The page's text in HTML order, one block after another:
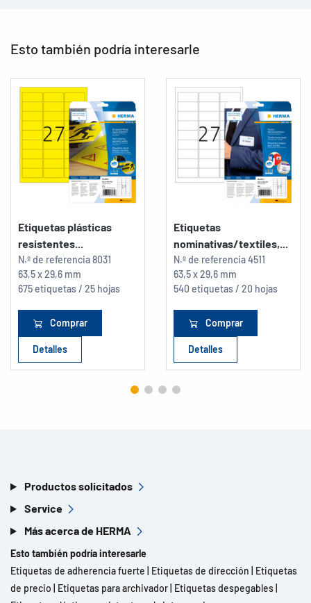
Esto también podría interesarle
Etiquetas plásticas
resistentes...
N.º de referencia8031
63,5 x 29,6 mm
675 etiquetas / 25 hojas
Comprar
Detalles
Etiquetas
nominativas/textiles,...
N.º de referencia4511
63,5 x 29,6 mm
540 etiquetas / 20 hojas
Comprar
Detalles
Productos solicitados
Service
Más acerca de HERMA
Esto también podría interesarle
Etiquetas de adherencia fuerte
Etiquetas de dirección
Etiquetas
de precio
Etiquetas para archivador Etiquetas despegables